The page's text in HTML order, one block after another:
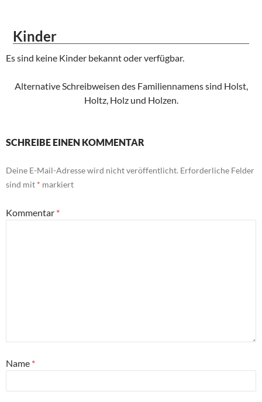
Kinder
Es sind keine Kinder bekannt oder verfügbar.
Alternative Schreibweisen des Familiennamens sind Holst,
Holtz, Holz und Holzen.
SCHREIBE EINEN KOMMENTAR
Deine E-Mail-Adresse wird nicht veröffentlicht. Erforderliche Felder
sind mit * markiert
Kommentar *
Name *